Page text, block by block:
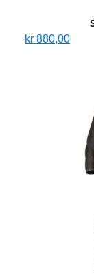
kr 880,00